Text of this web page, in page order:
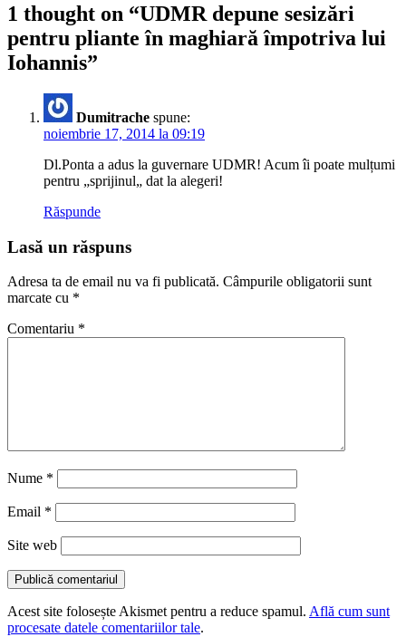
1 thought on “UDMR depune sesizări
pentru pliante în maghiară împotriva lui
Iohannis”
Dumitrache spune:
noiembrie 17, 2014 la 09:19
Dl.Ponta a adus la guvernare UDMR! Acum îi poate mulțumi
pentru „sprijinul„ dat la alegeri!
Răspunde
Lasă un răspuns
Adresa ta de email nu va fi publicată. Câmpurile obligatorii sunt
marcate cu *
Comentariu *
Nume *
Email *
Site web
Acest site folosește Akismet pentru a reduce spamul. Află cum sunt
procesate datele comentariilor tale.